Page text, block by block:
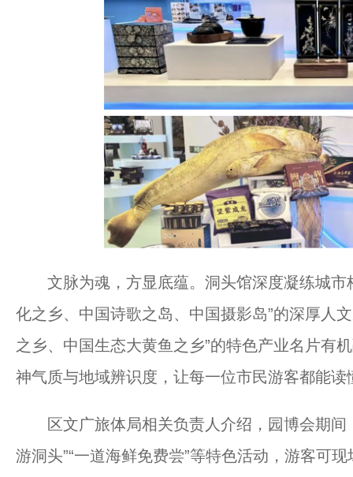
文脉为魂，方显底蕴。洞头馆深度凝练城市
化之乡、中国诗歌之岛、中国摄影岛”的深厚人
之乡、中国生态大黄鱼之乡”的特色产业名片有
神气质与地域辨识度，让每一位市民游客都能读
区文广旅体局相关负责人介绍，园博会期间
游洞头”“一道海鲜免费尝”等特色活动，游客可